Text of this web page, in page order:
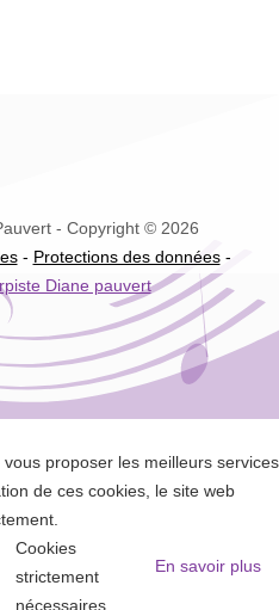
- Copyright © 2026
- Protections des données-
Diane pauvert
proposer les meilleurs services
de ces cookies, le site web
En savoir plus
Cookies
strictement
nécessaires